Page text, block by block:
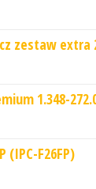
zestaw extra
1.348-
(IPC-F26FP)